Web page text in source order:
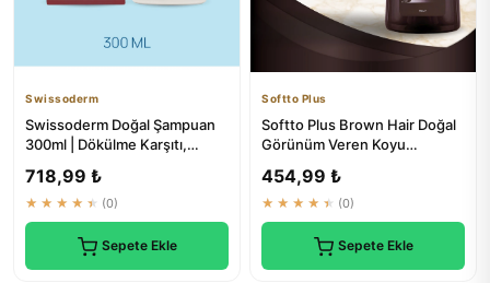
Swissoderm
Swissoderm Doğal Şampuan
300ml | Dökülme Karşıtı,
718,99 ₺
★★★★★ (0)
Sepete Ekle
Softto Plus
Softto Plus Brown Hair Doğal
Görünüm Veren Koyu
ml
454,99 ₺
★★★★★ (0)
Sepete Ekle